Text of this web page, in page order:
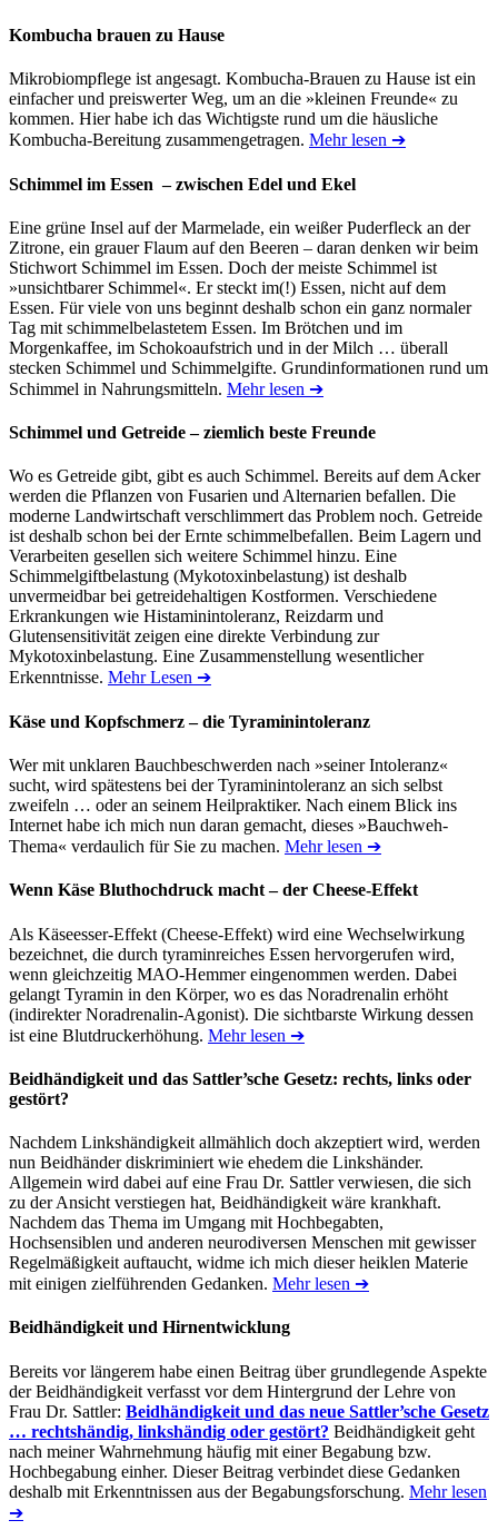
Kombucha brauen zu Hause
Mikrobiompflege ist angesagt. Kombucha-Brauen zu Hause ist ein
einfacher und preiswerter Weg, um an die »kleinen Freunde« zu
kommen. Hier habe ich das Wichtigste rund um die häusliche
Kombucha-Bereitung zusammengetragen. Mehr lesen ➔
Schimmel im Essen – zwischen Edel und Ekel
Eine grüne Insel auf der Marmelade, ein weißer Puderfleck an der
Zitrone, ein grauer Flaum auf den Beeren – daran denken wir beim
Stichwort Schimmel im Essen. Doch der meiste Schimmel ist
»unsichtbarer Schimmel«. Er steckt im(!) Essen, nicht auf dem
Essen. Für viele von uns beginnt deshalb schon ein ganz normaler
Tag mit schimmelbelastetem Essen. Im Brötchen und im
Morgenkaffee, im Schokoaufstrich und in der Milch … überall
stecken Schimmel und Schimmelgifte. Grundinformationen rund um
Schimmel in Nahrungsmitteln. Mehr lesen ➔
Schimmel und Getreide – ziemlich beste Freunde
Wo es Getreide gibt, gibt es auch Schimmel. Bereits auf dem Acker
werden die Pflanzen von Fusarien und Alternarien befallen. Die
moderne Landwirtschaft verschlimmert das Problem noch. Getreide
ist deshalb schon bei der Ernte schimmelbefallen. Beim Lagern und
Verarbeiten gesellen sich weitere Schimmel hinzu. Eine
Schimmelgiftbelastung (Mykotoxinbelastung) ist deshalb
unvermeidbar bei getreidehaltigen Kostformen. Verschiedene
Erkrankungen wie Histaminintoleranz, Reizdarm und
Glutensensitivität zeigen eine direkte Verbindung zur
Mykotoxinbelastung. Eine Zusammenstellung wesentlicher
Erkenntnisse. Mehr Lesen ➔
Käse und Kopfschmerz – die Tyraminintoleranz
Wer mit unklaren Bauchbeschwerden nach »seiner Intoleranz«
sucht, wird spätestens bei der Tyraminintoleranz an sich selbst
zweifeln … oder an seinem Heilpraktiker. Nach einem Blick ins
Internet habe ich mich nun daran gemacht, dieses »Bauchweh-
Thema« verdaulich für Sie zu machen. Mehr lesen ➔
Wenn Käse Bluthochdruck macht – der Cheese-Effekt
Als Käseesser-Effekt (Cheese-Effekt) wird eine Wechselwirkung
bezeichnet, die durch tyraminreiches Essen hervorgerufen wird,
wenn gleichzeitig MAO-Hemmer eingenommen werden. Dabei
gelangt Tyramin in den Körper, wo es das Noradrenalin erhöht
(indirekter Noradrenalin-Agonist). Die sichtbarste Wirkung dessen
ist eine Blutdruckerhöhung. Mehr lesen ➔
Beidhändigkeit und das Sattler’sche Gesetz: rechts, links oder
gestört?
Nachdem Linkshändigkeit allmählich doch akzeptiert wird, werden
nun Beidhänder diskriminiert wie ehedem die Linkshänder.
Allgemein wird dabei auf eine Frau Dr. Sattler verwiesen, die sich
zu der Ansicht verstiegen hat, Beidhändigkeit wäre krankhaft.
Nachdem das Thema im Umgang mit Hochbegabten,
Hochsensiblen und anderen neurodiversen Menschen mit gewisser
Regelmäßigkeit auftaucht, widme ich mich dieser heiklen Materie
mit einigen zielführenden Gedanken. Mehr lesen ➔
Beidhändigkeit und Hirnentwicklung
Bereits vor längerem habe einen Beitrag über grundlegende Aspekte
der Beidhändigkeit verfasst vor dem Hintergrund der Lehre von
Frau Dr. Sattler: Beidhändigkeit und das neue Sattler’sche Gesetz
… rechtshändig, linkshändig oder gestört? Beidhändigkeit geht
nach meiner Wahrnehmung häufig mit einer Begabung bzw.
Hochbegabung einher. Dieser Beitrag verbindet diese Gedanken
deshalb mit Erkenntnissen aus der Begabungsforschung. Mehr lesen
➔